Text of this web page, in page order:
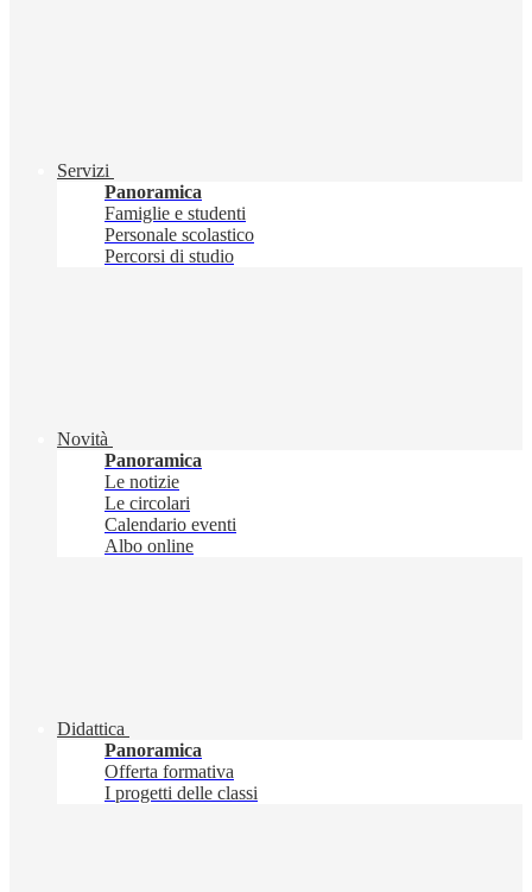
Servizi
Panoramica
Famiglie e studenti
Personale scolastico
Percorsi di studio
Novità
Panoramica
Le notizie
Le circolari
Calendario eventi
Albo online
Didattica
Panoramica
Offerta formativa
I progetti delle classi